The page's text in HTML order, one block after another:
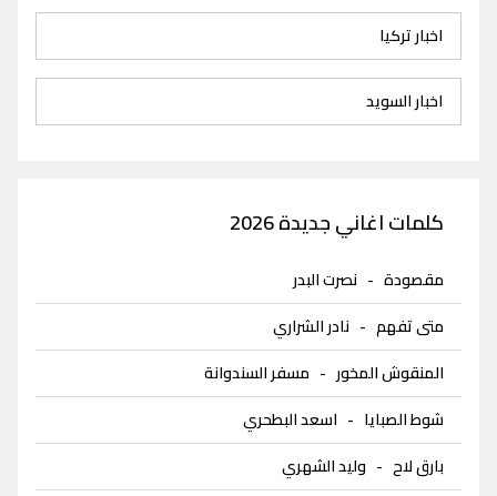
اخبار تركيا
اخبار السويد
كلمات اغاني جديدة 2026
مقصودة - نصرت البدر
متى تفهم - نادر الشراري
المنقوش المخور - مسفر السندوانة
شوط الصبايا - اسعد البطحري
بارق لاح - وليد الشهري